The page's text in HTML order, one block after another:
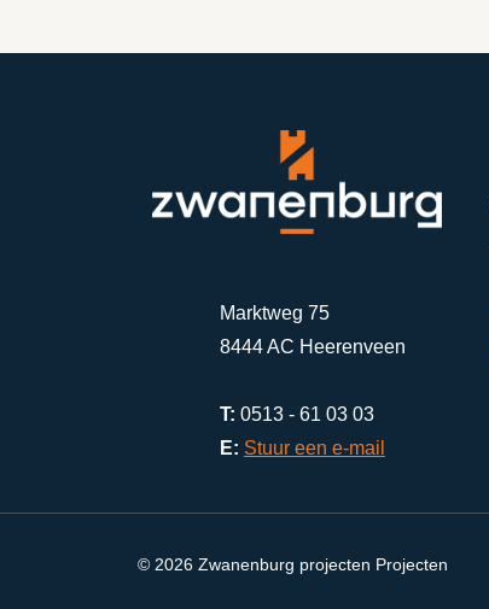
Marktweg 75
8444 AC Heerenveen
T: 0513 - 61 03 03
E: Stuur een e-mail
© 2026 Zwanenburg projecten Projecten